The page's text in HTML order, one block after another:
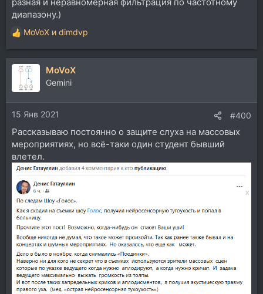
диапазону.)
Р
е
а
и
и
:
MoVoX и dimdvp
MoVoX
Gemini
15 Янв 2021 #400
Рассказываю постоянно о защите слуха на массовых
мероприятиях, но всё-таки один студент бывший
влетел.